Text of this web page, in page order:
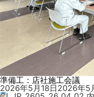
準備工：店社施工会議
投
2026年5月18日2026年5